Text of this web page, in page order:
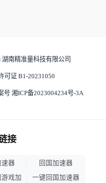
湖南精准量科技有限公司
可证 B1-20231050
号 湘ICP备2023004234号-3A
接
器
回国加速器
戏加
一键回国加速器